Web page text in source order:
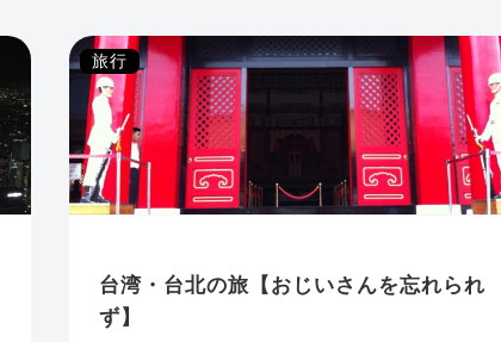
旅行
台湾・台北の旅【おじいさんを忘れられ
ず】